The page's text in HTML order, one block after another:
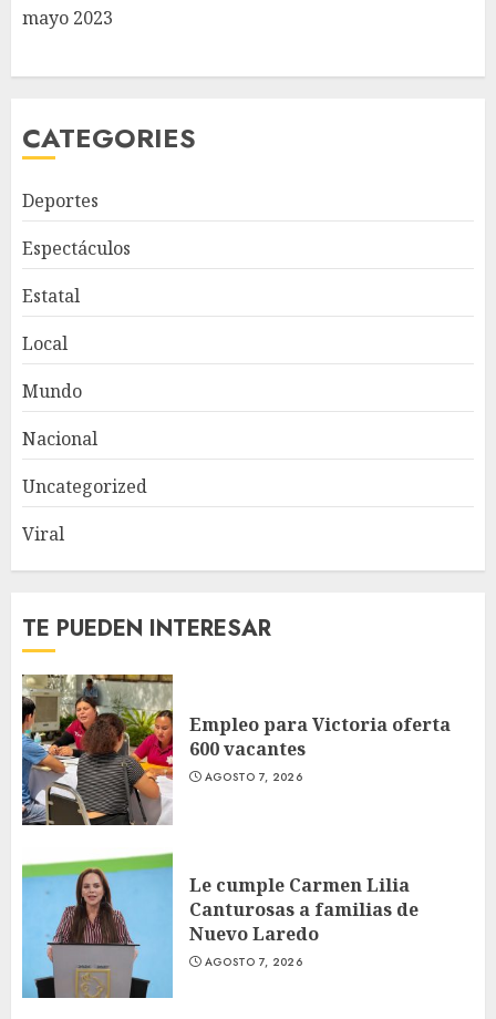
mayo 2023
CATEGORIES
Deportes
Espectáculos
Estatal
Local
Mundo
Nacional
Uncategorized
Viral
TE PUEDEN INTERESAR
Empleo para Victoria oferta
600 vacantes
AGOSTO 7, 2026
Le cumple Carmen Lilia
Canturosas a familias de
Nuevo Laredo
AGOSTO 7, 2026